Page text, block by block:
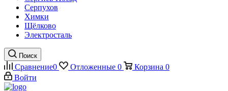
Серпухов
Химки
Щёлково
Электросталь
Поиск
Сравнение0 Отложенные 0 Корзина 0
Войти